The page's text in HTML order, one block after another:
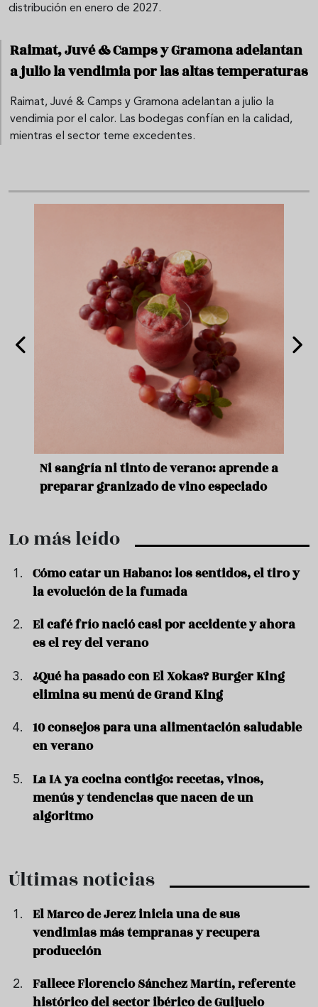
distribución en enero de 2027.
Raimat, Juvé & Camps y Gramona adelantan
a julio la vendimia por las altas temperaturas
Raimat, Juvé & Camps y Gramona adelantan a julio la
vendimia por el calor. Las bodegas confían en la calidad,
mientras el sector teme excedentes.
Ni sangría ni tinto de verano: aprende a
preparar granizado de vino especiado
Lo más leído
Cómo catar un Habano: los sentidos, el tiro y
la evolución de la fumada
El café frío nació casi por accidente y ahora
es el rey del verano
¿Qué ha pasado con El Xokas? Burger King
elimina su menú de Grand King
10 consejos para una alimentación saludable
en verano
La IA ya cocina contigo: recetas, vinos,
menús y tendencias que nacen de un
algoritmo
Últimas noticias
El Marco de Jerez inicia una de sus
vendimias más tempranas y recupera
producción
Fallece Florencio Sánchez Martín, referente
histórico del sector ibérico de Guijuelo